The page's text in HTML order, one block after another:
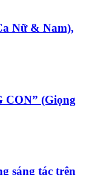
Nữ & Nam),
(Giọng
sáng tác trên